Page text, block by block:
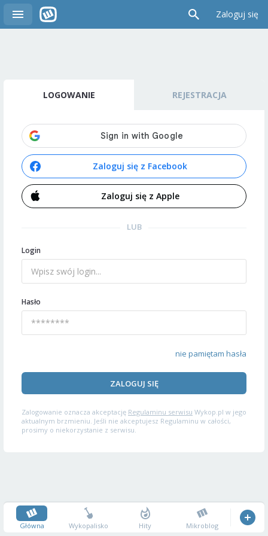
Zaloguj się
LOGOWANIE REJESTRACJA
Zaloguj się z Facebook
Zaloguj się z Apple
LUB
Login
Hasło
nie pamiętam hasła
ZALOGUJ SIĘ
Zalogowanie oznacza akceptację Regulaminu serwisu Wykop.pl w jego
aktualnym brzmieniu. Jeśli nie akceptujesz Regulaminu w całości,
prosimy o niekorzystanie z serwisu.
Główna Wykopalisko Hity Mikroblog